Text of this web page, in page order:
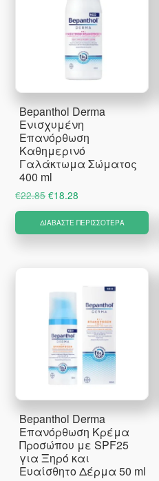
Bepanthol Derma
Ενισχυμένη
Επανόρθωση
Καθημερινό
Γαλάκτωμα Σώματος
400 ml
€22.85Original
price
was:
€18.28
τρέχουσα
τιμή
ΔΙΑΒΆΣΤΕ ΠΕΡΙΣΣΌΤΕΡΑ
Bepanthol Derma
Επανόρθωση Κρέμα
Προσώπου με SPF25
για Ξηρό και
Ευαίσθητο Δέρμα 50 ml